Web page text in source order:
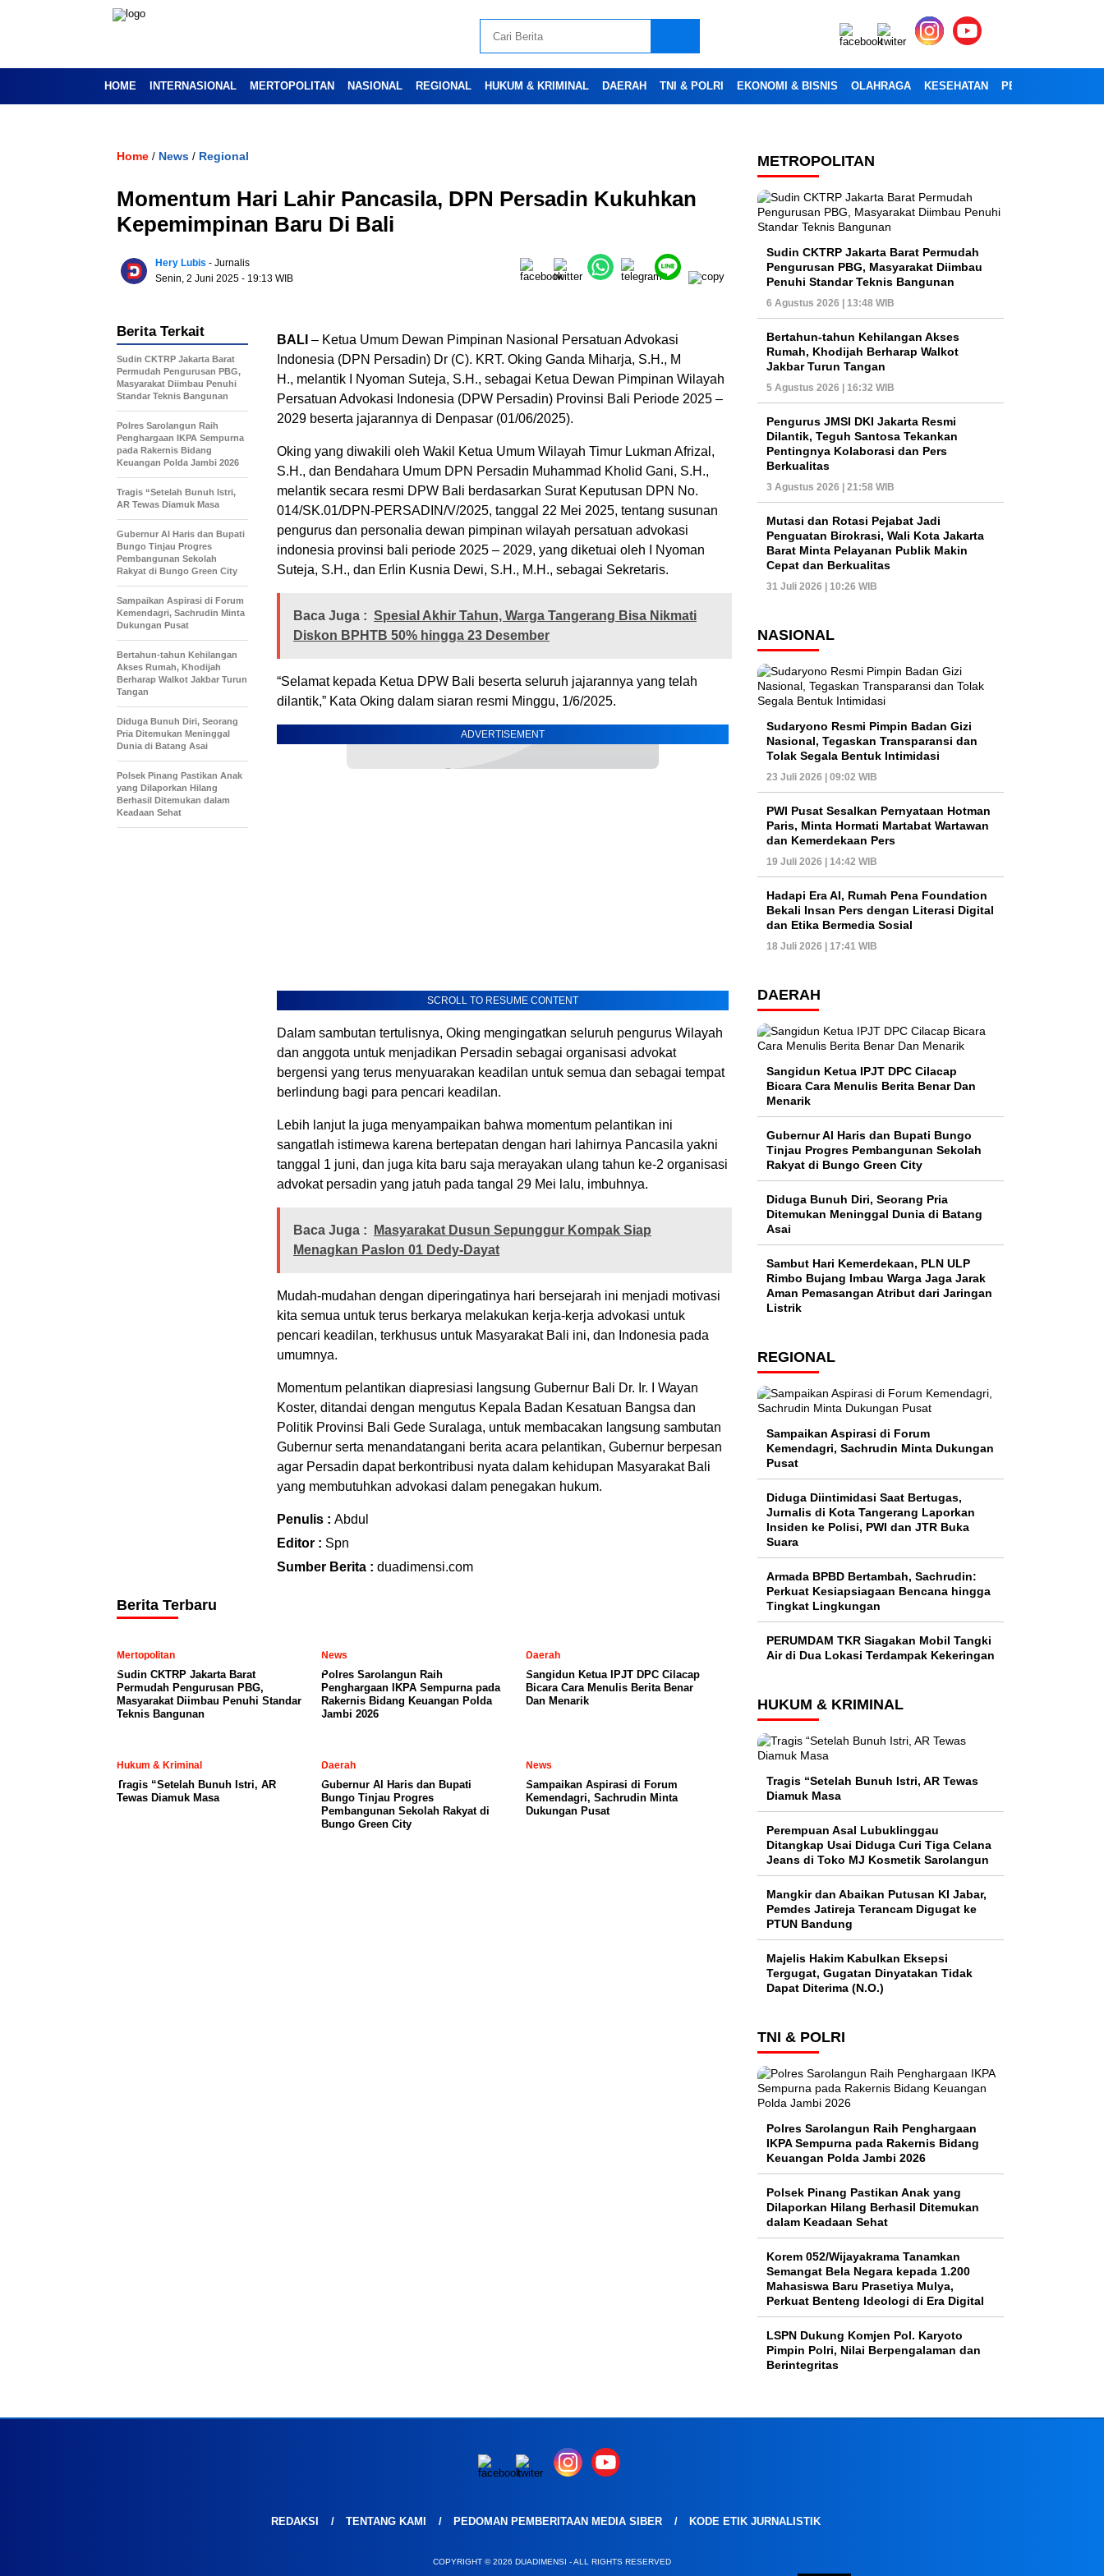
HOME INTERNASIONAL MERTOPOLITAN NASIONAL REGIONAL HUKUM & KRIMINAL DAERAH TNI & POLRI EKONOMI & BISNIS OLAHRAGA KESEHATAN PENDIDIKAN
Home / News / Regional
Momentum Hari Lahir Pancasila, DPN Persadin Kukuhkan
Kepemimpinan Baru Di Bali
Hery Lubis - Jurnalis
Senin, 2 Juni 2025 - 19:13 WIB
BALI – Ketua Umum Dewan Pimpinan Nasional Persatuan Advokasi
Indonesia (DPN Persadin) Dr (C). KRT. Oking Ganda Miharja, S.H., M
H., melantik I Nyoman Suteja, S.H., sebagai Ketua Dewan Pimpinan Wilayah
Persatuan Advokasi Indonesia (DPW Persadin) Provinsi Bali Periode 2025 –
2029 beserta jajarannya di Denpasar (01/06/2025).
Oking yang diwakili oleh Wakil Ketua Umum Wilayah Timur Lukman Afrizal,
S.H., dan Bendahara Umum DPN Persadin Muhammad Kholid Gani, S.H.,
melantik secara resmi DPW Bali berdasarkan Surat Keputusan DPN No.
014/SK.01/DPN-PERSADIN/V/2025, tanggal 22 Mei 2025, tentang susunan
pengurus dan personalia dewan pimpinan wilayah persatuan advokasi
indonesia provinsi bali periode 2025 – 2029, yang diketuai oleh I Nyoman
Suteja, S.H., dan Erlin Kusnia Dewi, S.H., M.H., sebagai Sekretaris.
Baca Juga : Spesial Akhir Tahun, Warga Tangerang Bisa Nikmati
Diskon BPHTB 50% hingga 23 Desember
“Selamat kepada Ketua DPW Bali beserta seluruh jajarannya yang telah
dilantik,” Kata Oking dalam siaran resmi Minggu, 1/6/2025.
ADVERTISEMENT
Advertesment
SCROLL TO RESUME CONTENT
‎Dalam sambutan tertulisnya, Oking mengingatkan seluruh pengurus Wilayah
dan anggota untuk menjadikan Persadin sebagai organisasi advokat
bergensi yang terus menyuarakan keadilan untuk semua dan sebagai tempat
berlindung bagi para pencari keadilan.
Lebih lanjut Ia juga menyampaikan bahwa momentum pelantikan ini
sangatlah istimewa karena bertepatan dengan hari lahirnya Pancasila yakni
tanggal 1 juni, dan juga kita baru saja merayakan ulang tahun ke-2 organisasi
advokat persadin yang jatuh pada tangal 29 Mei lalu, imbuhnya.
Baca Juga :
Masyarakat Dusun Sepunggur Kompak Siap
Menagkan Paslon 01 Dedy-Dayat
Mudah-mudahan dengan diperingatinya hari bersejarah ini menjadi motivasi
kita semua untuk terus berkarya melakukan kerja-kerja advokasi untuk
pencari keadilan, terkhusus untuk Masyarakat Bali ini, dan Indonesia pada
umumnya.
Momentum pelantikan diapresiasi langsung Gubernur Bali Dr. Ir. I Wayan
Koster, ditandai dengan mengutus Kepala Badan Kesatuan Bangsa dan
Politik Provinsi Bali Gede Suralaga, untuk membacakan langsung sambutan
Gubernur serta menandatangani berita acara pelantikan, Gubernur berpesan
agar Persadin dapat berkontribusi nyata dalam kehidupan Masyarakat Bali
yang membutuhkan advokasi dalam penegakan hukum.
Penulis : Abdul
Editor : Spn
Sumber Berita : duadimensi.com
Berita Terkait
Sudin CKTRP Jakarta Barat
Permudah Pengurusan PBG,
Masyarakat Diimbau Penuhi
Standar Teknis Bangunan
Polres Sarolangun Raih
Penghargaan IKPA Sempurna
pada Rakernis Bidang
Keuangan Polda Jambi 2026
Tragis “Setelah Bunuh Istri,
AR Tewas Diamuk Masa
​Gubernur Al Haris dan Bupati
Bungo Tinjau Progres
Pembangunan Sekolah
Rakyat di Bungo Green City
Sampaikan Aspirasi di Forum
Kemendagri, Sachrudin Minta
Dukungan Pusat
Bertahun-tahun Kehilangan
Akses Rumah, Khodijah
Berharap Walkot Jakbar Turun
Tangan
Diduga Bunuh Diri, Seorang
Pria Ditemukan Meninggal
Dunia di Batang Asai
Polsek Pinang Pastikan Anak
yang Dilaporkan Hilang
Berhasil Ditemukan dalam
Keadaan Sehat
Berita Terbaru
Mertopolitan
Sudin CKTRP Jakarta Barat
Permudah Pengurusan PBG,
Masyarakat Diimbau Penuhi Standar
Teknis Bangunan
News
Polres Sarolangun Raih
Penghargaan IKPA Sempurna pada
Rakernis Bidang Keuangan Polda
Jambi 2026
Daerah
Sangidun Ketua IPJT DPC Cilacap
Bicara Cara Menulis Berita Benar
Dan Menarik
Hukum & Kriminal
Tragis “Setelah Bunuh Istri, AR
Tewas Diamuk Masa
Daerah
​Gubernur Al Haris dan Bupati
Bungo Tinjau Progres
Pembangunan Sekolah Rakyat di
Bungo Green City
News
Sampaikan Aspirasi di Forum
Kemendagri, Sachrudin Minta
Dukungan Pusat
METROPOLITAN
Sudin CKTRP Jakarta Barat Permudah
Pengurusan PBG, Masyarakat Diimbau
Penuhi Standar Teknis Bangunan
6 Agustus 2026 | 13:48 WIB
Bertahun-tahun Kehilangan Akses
Rumah, Khodijah Berharap Walkot
Jakbar Turun Tangan
5 Agustus 2026 | 16:32 WIB
Pengurus JMSI DKI Jakarta Resmi
Dilantik, Teguh Santosa Tekankan
Pentingnya Kolaborasi dan Pers
Berkualitas
3 Agustus 2026 | 21:58 WIB
Mutasi dan Rotasi Pejabat Jadi
Penguatan Birokrasi, Wali Kota Jakarta
Barat Minta Pelayanan Publik Makin
Cepat dan Berkualitas
31 Juli 2026 | 10:26 WIB
NASIONAL
Sudaryono Resmi Pimpin Badan Gizi
Nasional, Tegaskan Transparansi dan
Tolak Segala Bentuk Intimidasi
23 Juli 2026 | 09:02 WIB
PWI Pusat Sesalkan Pernyataan Hotman
Paris, Minta Hormati Martabat Wartawan
dan Kemerdekaan Pers
19 Juli 2026 | 14:42 WIB
Hadapi Era AI, Rumah Pena Foundation
Bekali Insan Pers dengan Literasi Digital
dan Etika Bermedia Sosial
18 Juli 2026 | 17:41 WIB
DAERAH
Sangidun Ketua IPJT DPC Cilacap
Bicara Cara Menulis Berita Benar Dan
Menarik
​Gubernur Al Haris dan Bupati Bungo
Tinjau Progres Pembangunan Sekolah
Rakyat di Bungo Green City
Diduga Bunuh Diri, Seorang Pria
Ditemukan Meninggal Dunia di Batang
Asai
Sambut Hari Kemerdekaan, PLN ULP
Rimbo Bujang Imbau Warga Jaga Jarak
Aman Pemasangan Atribut dari Jaringan
Listrik​
REGIONAL
Sampaikan Aspirasi di Forum
Kemendagri, Sachrudin Minta Dukungan
Pusat
Diduga Diintimidasi Saat Bertugas,
Jurnalis di Kota Tangerang Laporkan
Insiden ke Polisi, PWI dan JTR Buka
Suara
Armada BPBD Bertambah, Sachrudin:
Perkuat Kesiapsiagaan Bencana hingga
Tingkat Lingkungan
PERUMDAM TKR Siagakan Mobil Tangki
Air di Dua Lokasi Terdampak Kekeringan
HUKUM & KRIMINAL
Tragis “Setelah Bunuh Istri, AR Tewas
Diamuk Masa
Perempuan Asal Lubuklinggau
Ditangkap Usai Diduga Curi Tiga Celana
Jeans di Toko MJ Kosmetik Sarolangun
Mangkir dan Abaikan Putusan KI Jabar,
Pemdes Jatireja Terancam Digugat ke
PTUN Bandung
Majelis Hakim Kabulkan Eksepsi
Tergugat, Gugatan Dinyatakan Tidak
Dapat Diterima (N.O.)
TNI & POLRI
Polres Sarolangun Raih Penghargaan
IKPA Sempurna pada Rakernis Bidang
Keuangan Polda Jambi 2026
Polsek Pinang Pastikan Anak yang
Dilaporkan Hilang Berhasil Ditemukan
dalam Keadaan Sehat
Korem 052/Wijayakrama Tanamkan
Semangat Bela Negara kepada 1.200
Mahasiswa Baru Prasetiya Mulya,
Perkuat Benteng Ideologi di Era Digital
LSPN Dukung Komjen Pol. Karyoto
Pimpin Polri, Nilai Berpengalaman dan
Berintegritas
REDAKSI TENTANG KAMI PEDOMAN PEMBERITAAN MEDIA SIBER KODE ETIK JURNALISTIK
COPYRIGHT © 2026 DUADIMENSI - ALL RIGHTS RESERVED